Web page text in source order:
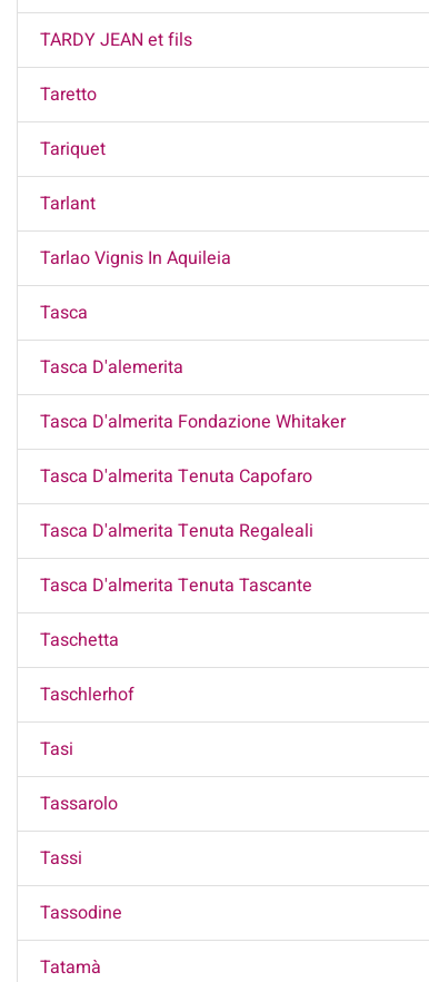
TARDY JEAN et fils
Taretto
Tariquet
Tarlant
Tarlao Vignis In Aquileia
Tasca
Tasca D'alemerita
Tasca D'almerita Fondazione Whitaker
Tasca D'almerita Tenuta Capofaro
Tasca D'almerita Tenuta Regaleali
Tasca D'almerita Tenuta Tascante
Taschetta
Taschlerhof
Tasi
Tassarolo
Tassi
Tassodine
Tatamà